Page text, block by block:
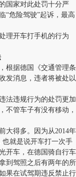
国家对此处罚十分严
“危险驾驶”起诉，最高
开车打手机的行为
据德国《交通管理条
发消息，违者将被处以
违规行为的处罚更加
不管车子有没有移动，
得多。因为从2014年
也就是说开车打一次手
开车，在德国骑自行车
到驾照之后有两年的所
果在试驾期违反禁止行